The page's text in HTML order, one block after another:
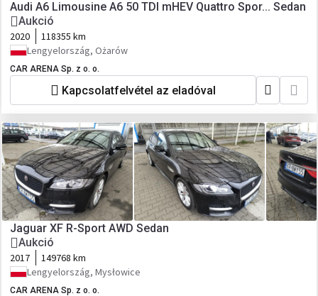
Audi A6 Limousine A6 50 TDI mHEV Quattro Spor... Sedan
Aukció
2020
118355 km
Lengyelország, Ożarów
CAR ARENA Sp. z o. o.
Kapcsolatfelvétel az eladóval
Jaguar XF R-Sport AWD Sedan
Aukció
2017
149768 km
Lengyelország, Mysłowice
CAR ARENA Sp. z o. o.